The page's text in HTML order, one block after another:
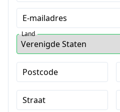
E-mailadres
Land
Postcode
Straat